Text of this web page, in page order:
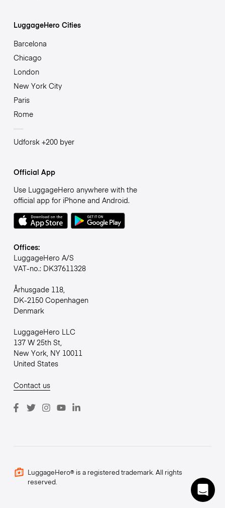
LuggageHero Cities
Barcelona
Chicago
London
New York City
Paris
Rome
Udforsk +200 byer
Official App
Use LuggageHero anywhere with the
official app for iPhone and Android.
Offices:
LuggageHero A/S
VAT-no.: DK37611328
Århusgade 118,
DK-2150 Copenhagen
Denmark
LuggageHero LLC
137 W 25th St,
New York, NY 10011
United States
Contact us
LuggageHero® is a registered trademark. All rights
reserved.